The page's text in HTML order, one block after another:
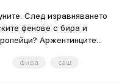
След изравняването
фенове с бира и
Аржентинците...
фифа сащ